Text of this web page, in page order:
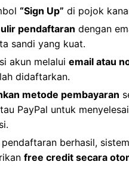
“Sign Up” di pojok
pendaftaran dengan
sandi yang kuat.
akun melalui email atau
didaftarkan.
metode pembayaran
PayPal untuk
pendaftaran berhasil,
free credit secara